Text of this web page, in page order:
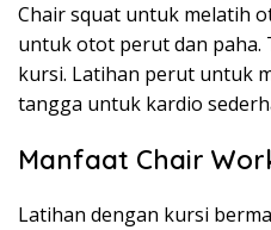
Chair squat untuk melatih
untuk otot perut dan paha.
kursi. Latihan perut untuk
tangga untuk kardio
Manfaat Chair
Latihan dengan kursi